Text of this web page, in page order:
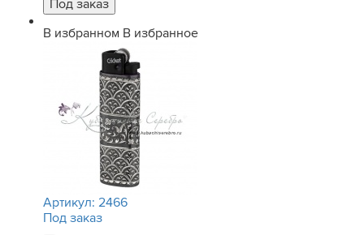
В избранном В избранное
Артикул: 2466
Под заказ